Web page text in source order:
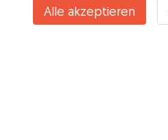
Alle akzeptieren